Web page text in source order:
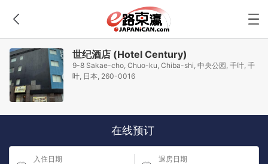
世纪酒店 (Hotel Century)
9-8 Sakae-cho, Chuo-ku, Chiba-shi, 中央公园, 千叶, 千
叶, 日本, 260-0016
在线预订
入住日期 退房日期